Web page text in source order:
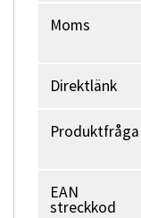
Moms
Direktlänk
Produktfråga
EAN
streckkod